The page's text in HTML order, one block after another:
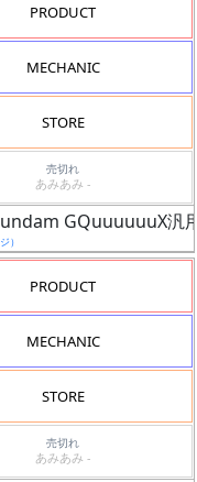
PRODUCT
MECHANIC
STORE
売切れ
あみあみ -
GQuuuuuuX汎
）
PRODUCT
MECHANIC
STORE
売切れ
あみあみ -